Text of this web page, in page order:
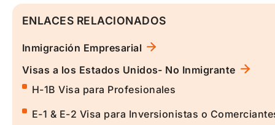
ENLACES RELACIONADOS
Inmigración Empresarial
Visas a los Estados Unidos- No Inmigrante
H-1B Visa para Profesionales
E-1 & E-2 Visa para Inversionistas o